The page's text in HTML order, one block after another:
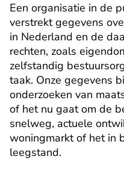
Een organisatie in de
verstrekt gegevens
in Nederland en de
rechten, zoals
zelfstandig
taak. Onze gegevens
onderzoeken van
of het nu gaat om de
snelweg, actuele
woningmarkt of het in
leegstand.